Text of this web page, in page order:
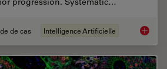
de cas Intelligence Artificielle AI-